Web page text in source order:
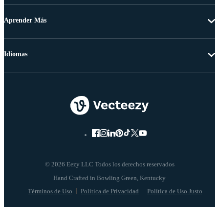
Aprender Más
© 2026 Eezy LLC Todos los derechos reservados
Términos de Uso Política de Privacidad Política de Uso Justo
Idiomas